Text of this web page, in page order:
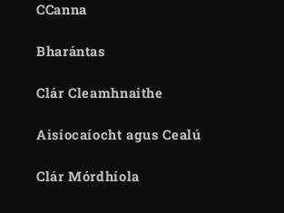
CCanna
Bharántas
Clár Cleamhnaithe
Aisíocaíocht agus Cealú
Clár Mórdhíola